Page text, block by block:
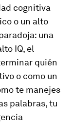
cognitiva
o un alto
una
IQ, el
quién
o como un
te manejes
palabras, tu